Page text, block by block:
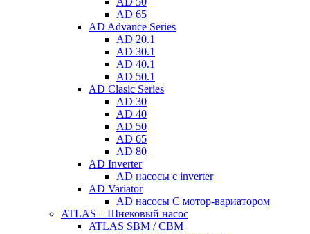
AD 65
AD Advance Series
AD 20.1
AD 30.1
AD 40.1
AD 50.1
AD Clasic Series
AD 30
AD 40
AD 50
AD 65
AD 80
AD Inverter
AD насосы с inverter
AD Variator
AD насосы С мотор-вариатором
ATLAS – Шнековый насос
ATLAS SBM / CBM